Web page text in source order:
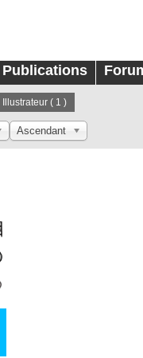
Publications
Illustrateur( 1 )
Ascendant